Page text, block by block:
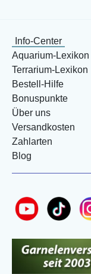
Info-Center
Aquarium-Lexikon
Terrarium-Lexikon
Bestell-Hilfe
Bonuspunkte
Über uns
Versandkosten
Zahlarten
Blog